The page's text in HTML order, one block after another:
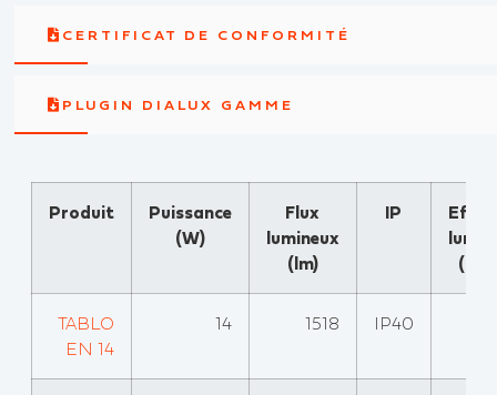
CERTIFICAT DE CONFORMITÉ
PLUGIN DIALUX GAMME
Produit
Puissance
(W)
Flux
lumineux
(lm)
IP
(lm/
TABLO
EN 14
14 1518 IP40